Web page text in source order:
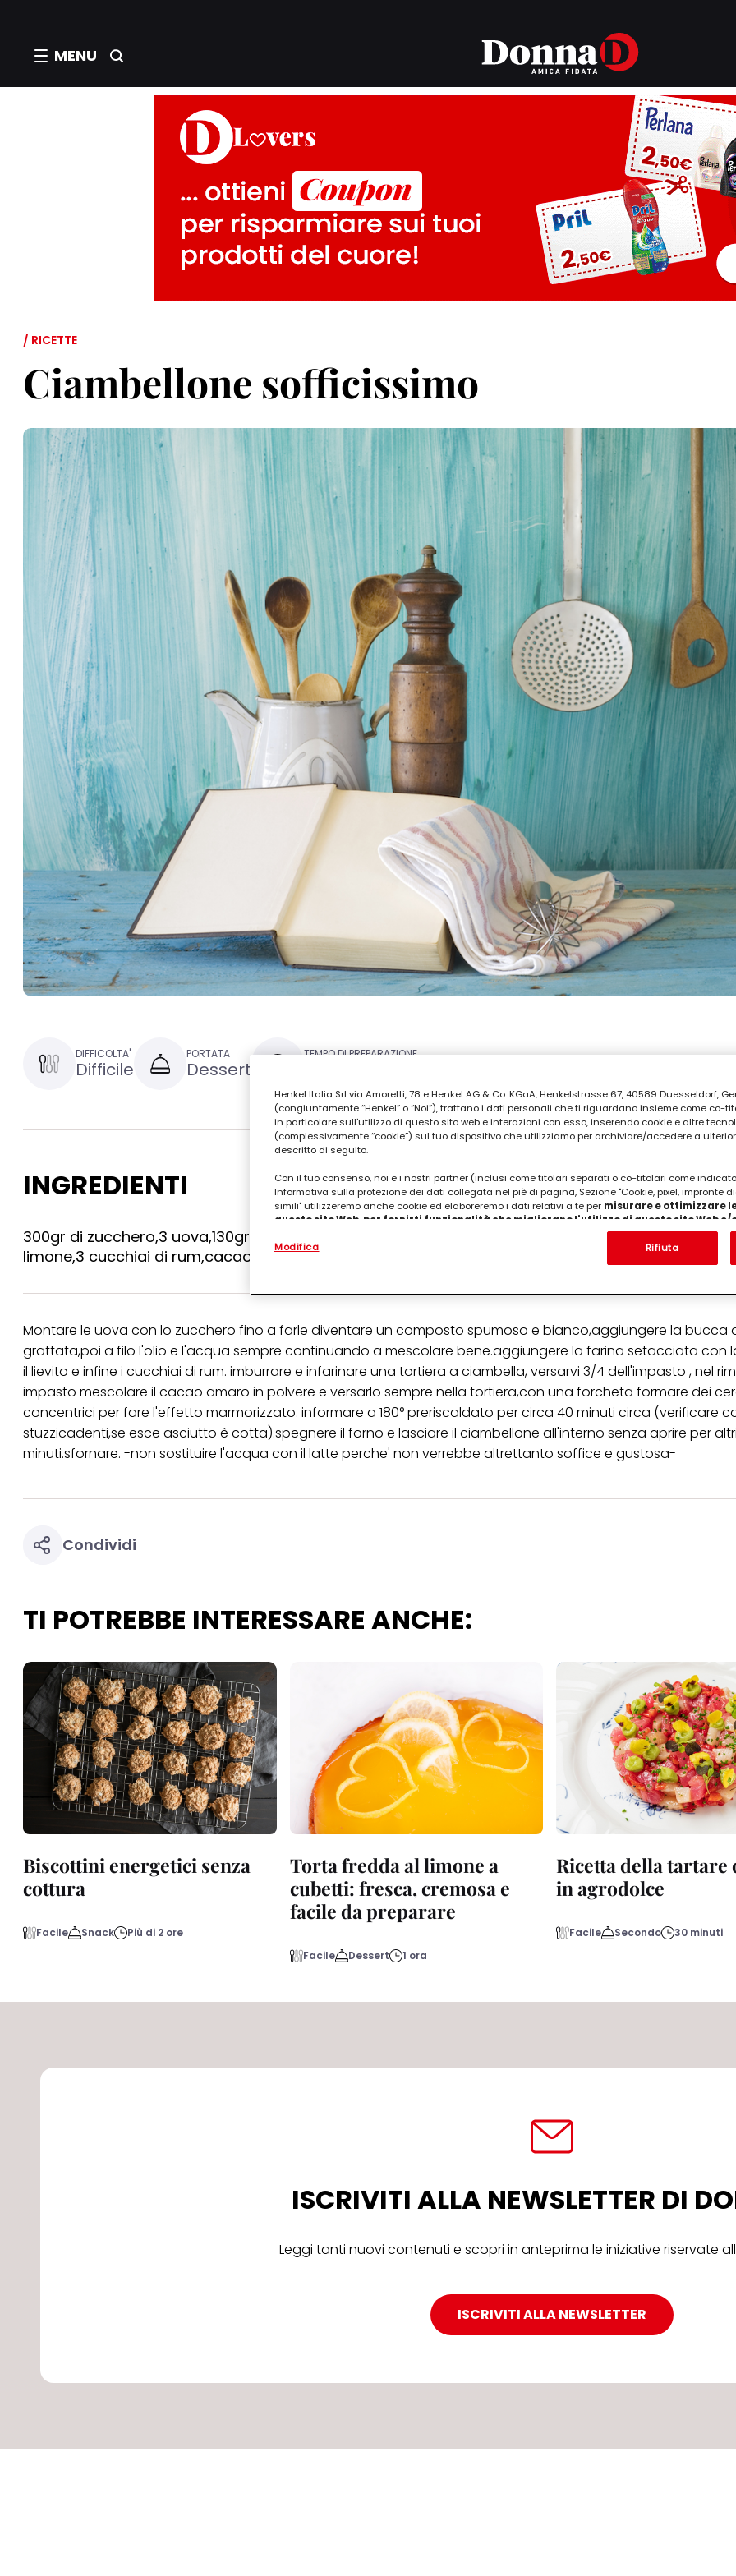
MENU
/ RICETTE
Ciambellone sofficissimo
DIFFICOLTA'
Difficile
PORTATA
Dessert
TEMPO DI PREPARAZIONE
INGREDIENTI
300gr di zucchero,3 uova,130gr di olio di semi,130gr di acqua,300gr di farina 00,la buccia
limone,3 cucchiai di rum,cacao amaro,lievito per dolci,vanillina (a piacere goccie di cioccolato
Montare le uova con lo zucchero fino a farle diventare un composto spumoso e bianco,aggiungere la bucca
grattata,poi a filo l'olio e l'acqua sempre continuando a mescolare bene.aggiungere la farina setacciata con
il lievito e infine i cucchiai di rum. imburrare e infarinare una tortiera a ciambella, versarvi 3/4 dell'impasto , nel
impasto mescolare il cacao amaro in polvere e versarlo sempre nella tortiera,con una forcheta formare dei
concentrici per fare l'effetto marmorizzato. informare a 180° preriscaldato per circa 40 minuti circa (verificare
stuzzicadenti,se esce asciutto è cotta).spegnere il forno e lasciare il ciambellone all'interno senza aprire per altri
minuti.sfornare. -non sostituire l'acqua con il latte perche' non verrebbe altrettanto soffice e gustosa-
Condividi
TI POTREBBE INTERESSARE ANCHE:
Biscottini energetici senza
cottura
Facile Snack Più di 2 ore
Torta fredda al limone a
cubetti: fresca, cremosa e
facile da preparare
Facile Dessert 1 ora
Ricetta della tartare
in agrodolce
Facile Secondo 30 minuti
ISCRIVITI ALLA NEWSLETTER DI
Leggi tanti nuovi contenuti e scopri in anteprima le iniziative riservate
ISCRIVITI ALLA NEWSLETTER
Henkel Italia Srl via Amoretti, 78 e Henkel AG & Co. KGaA, Henkelstrasse 67, 40589 Duesseldorf,
(congiuntamente “Henkel” o “Noi”), trattano i dati personali che ti riguardano insieme come co-
in particolare sull'utilizzo di questo sito web e interazioni con esso, inserendo cookie e altre
(complessivamente “cookie”) sul tuo dispositivo che utilizziamo per archiviare/accedere a
descritto di seguito.
Con il tuo consenso, noi e i nostri partner (inclusi come titolari separati o co-titolari come
Informativa sulla protezione dei dati collegata nel piè di pagina, Sezione "Cookie, pixel, impronte
simili" utilizzeremo anche cookie ed elaboreremo i dati relativi a te per misurare e ottimizzare
questo sito Web, per fornirti funzionalità che migliorano l'utilizzo di questo sito Web e/
. Analizzeremo il tuo utilizzo di questo sito Web e le tue interazioni commerciali
(rispettivamente dell'azienda per cui lavori) per) e su tale base tracciare i tuoi acquisti dei nostri
terzi, conservare le nostre informazioni sulle entità commerciali e creare profili individuali su di te
Puoi trovare maggiori informazioni sul trattamento dei tuoi dati nella nostra Informativa sulla
collegata nel piè di pagina (Sezione "Cookie, Pixel, Impronte digitali e tecnologie simili"). Puoi
qualsiasi momento con effetto per il futuro disabilitando i cookie sul nostro sito web nella sezione
collegata nel piè di pagina. Per ulteriori informazioni sui cookie utilizzati su questo sito Web, in
periodo di conservazione, consultare le informazioni dettagliate su ciascun cookie disponibili
"modifica" di seguito".
Se fai clic su "Modifica" potrai trovare maggiori informazioni sul trattamento dei tuoi dati / sull'uso
per uno o più degli scopi sopra menzionati. Cliccando su "Accetta tutto", acconsenti all'uso dei
Modifica Rifiuta